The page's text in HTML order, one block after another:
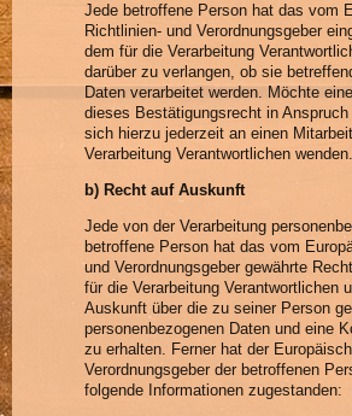
Jede betroffene Person hat das vom
Richtlinien- und Verordnungsgeber
dem für die Verarbeitung
darüber zu verlangen, ob sie
Daten verarbeitet werden. Möchte
dieses Bestätigungsrecht in
sich hierzu jederzeit an einen
Verarbeitung Verantwortlichen wenden.
b) Recht auf Auskunft
Jede von der Verarbeitung
betroffene Person hat das vom
und Verordnungsgeber gewährte
für die Verarbeitung Verantwortlichen
Auskunft über die zu seiner Person
personenbezogenen Daten und eine
zu erhalten. Ferner hat der
Verordnungsgeber der betroffenen
folgende Informationen zugestanden: